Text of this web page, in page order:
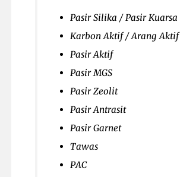
Pasir Silika / Pasir Kuarsa
Karbon Aktif / Arang Aktif
Pasir Aktif
Pasir MGS
Pasir Zeolit
Pasir Antrasit
Pasir Garnet
Tawas
PAC